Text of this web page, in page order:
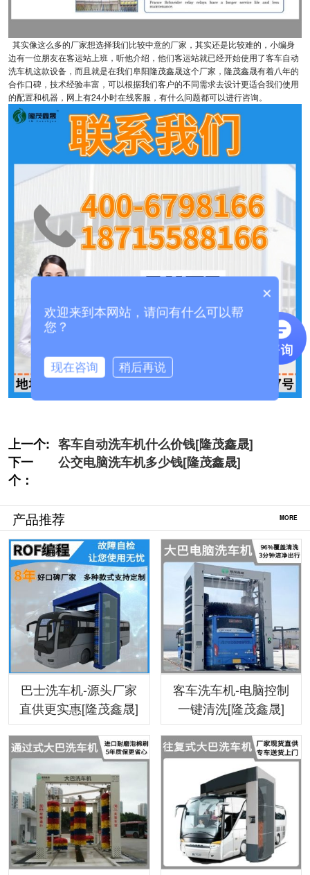
其实像这么多的厂家想选择我们比较中意的厂家，其实还是比较难的，小编身
边有一位朋友在客运站上班，听他介绍，他们客运站就已经开始使用了客车自动
洗车机这款设备，而且就是在我们阜阳隆茂鑫晟这个厂家，隆茂鑫晟有着八年的
合作口碑，技术经验丰富，可以根据我们客户的不同需求去设计更适合我们使用
的配置和机器，网上有24小时在线客服，有什么问题都可以进行咨询。
上一个: 客车自动洗车机什么价钱[隆茂鑫晟]
下一
个：
公交电脑洗车机多少钱[隆茂鑫晟]
产品推荐 MORE
巴士洗车机-源头厂家
直供更实惠[隆茂鑫晟]
客车洗车机-电脑控制
一键清洗[隆茂鑫晟]
×
欢迎来到本网站，请问有什么可以帮
您？
现在咨询 稍后再说